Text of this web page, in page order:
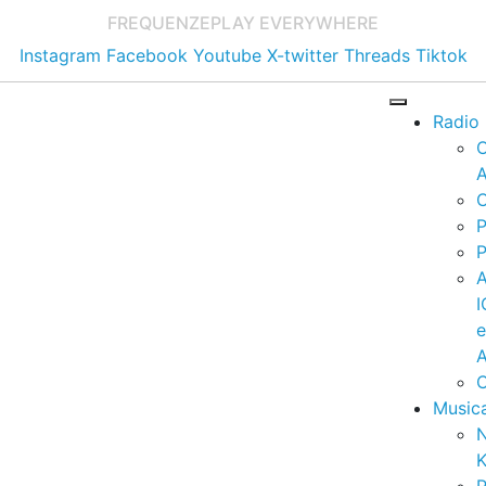
FREQUENZEPLAY EVERYWHERE
Instagram Facebook Youtube X-twitter Threads Tiktok
Radio
e